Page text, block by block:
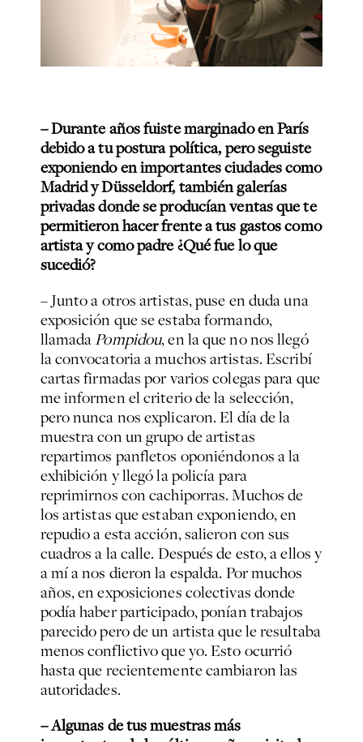
– Durante años fuiste marginado en París
debido a tu postura política, pero seguiste
exponiendo en importantes ciudades como
Madrid y Düsseldorf, también galerías
privadas donde se producían ventas que te
permitieron hacer frente a tus gastos como
artista y como padre ¿Qué fue lo que
sucedió?
– Junto a otros artistas, puse en duda una
exposición que se estaba formando,
llamadaPompidou, en la que no nos llegó
la convocatoria a muchos artistas. Escribí
cartas firmadas por varios colegas para que
me informen el criterio de la selección,
pero nunca nos explicaron. El día de la
muestra con un grupo de artistas
repartimos panfletos oponiéndonos a la
exhibición y llegó la policía para
reprimirnos con cachiporras. Muchos de
los artistas que estaban exponiendo, en
repudio a esta acción, salieron con sus
cuadros a la calle. Después de esto, a ellos y
a mí a nos dieron la espalda. Por muchos
años, en exposiciones colectivas donde
podía haber participado, ponían trabajos
parecido pero de un artista que le resultaba
menos conflictivo que yo. Esto ocurrió
hasta que recientemente cambiaron las
autoridades.
– Algunas de tus muestras más